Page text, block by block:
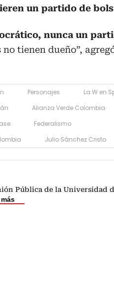
un partido de
nunca un
tienen dueño”,
Personajes
La W en
Alianza Verde Colombia
Federalismo
Julio Sánchez Cristo
Pública de la Universidad